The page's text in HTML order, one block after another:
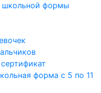
школьной формы
форма с 5 по 11